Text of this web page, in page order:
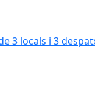
3 locals i 3